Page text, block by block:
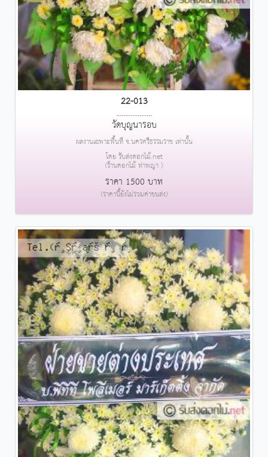
22-013
....................
วัดบุญนารอบ
ผลงานเฉพาะพื้นที่ จ.นครศรีธรรมราช เท่านั้น
โดย รับส่งดอกไม้.net
(ร้านดอกไม้ ท่าพญา )
ราคา 1500 บาท
(ราคานี้ยังไม่รวมค่าขนส่ง)